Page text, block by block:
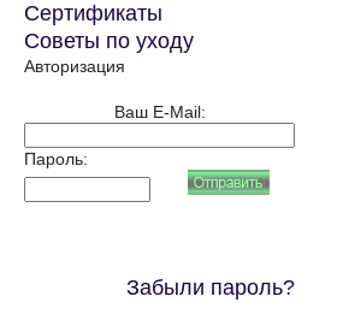
Сертификаты
Советы по уходу
Авторизация
Ваш E-Mail:
Пароль:
Забыли пароль?